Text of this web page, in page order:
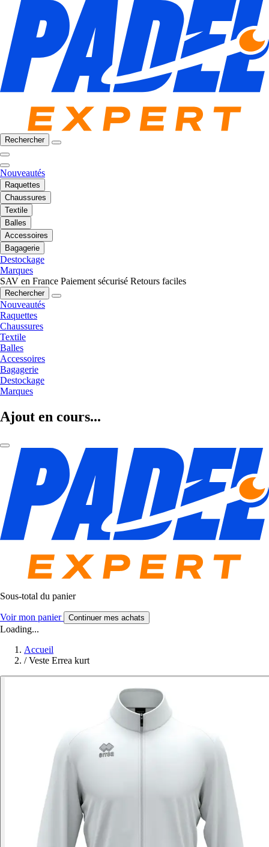
Rechercher
Nouveautés
Raquettes
Chaussures
Textile
Balles
Accessoires
Bagagerie
Destockage
Marques
SAV en France Paiement sécurisé Retours faciles
Rechercher
Nouveautés
Raquettes
Chaussures
Textile
Balles
Accessoires
Bagagerie
Destockage
Marques
Ajout en cours...
Sous-total du panier
Voir mon panier Continuer mes achats
Loading...
Accueil
/ Veste Errea kurt